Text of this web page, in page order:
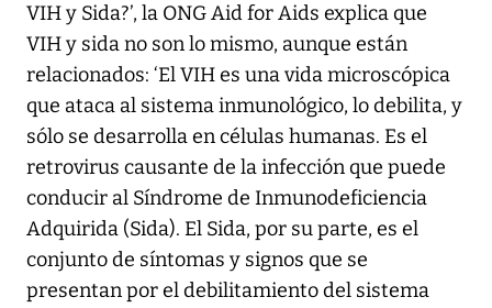
VIH y Sida?’, la ONG Aid for Aids explica que
VIH y sida no son lo mismo, aunque están
relacionados: ‘El VIH es una vida microscópica
que ataca al sistema inmunológico, lo debilita, y
sólo se desarrolla en células humanas. Es el
retrovirus causante de la infección que puede
conducir al Síndrome de Inmunodeficiencia
Adquirida (Sida). El Sida, por su parte, es el
conjunto de síntomas y signos que se
presentan por el debilitamiento del sistema